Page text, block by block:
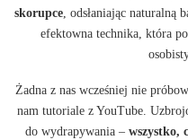
skorupce , odsłaniając naturalną
efektowna technika, która
Żadna z nas wcześniej nie
nam tutoriale z YouTube.
do wydrapywania – wszystko,